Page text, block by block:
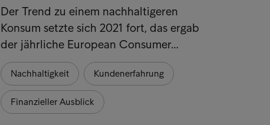
Der Trend zu einem nachhaltigeren
Konsum setzte sich 2021 fort, das ergab
der jährliche European Consumer…
Nachhaltigkeit Kundenerfahrung
Finanzieller Ausblick